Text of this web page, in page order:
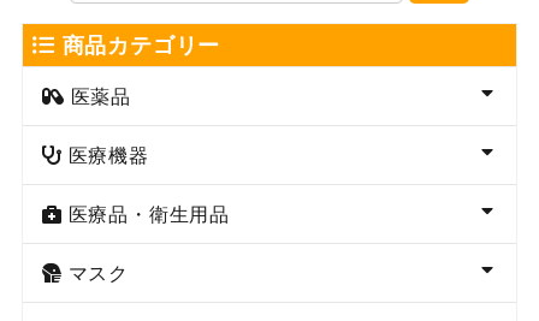
商品カテゴリー
医薬品
医療機器
医療品・衛生用品
マスク